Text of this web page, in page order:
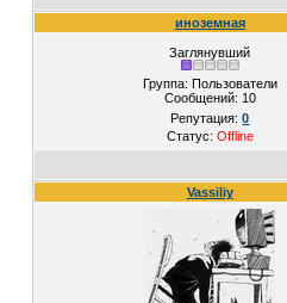
иноземная
Заглянувший
Группа: Пользователи
Сообщений: 10
Репутация:0
Статус: Offline
Vassiliy